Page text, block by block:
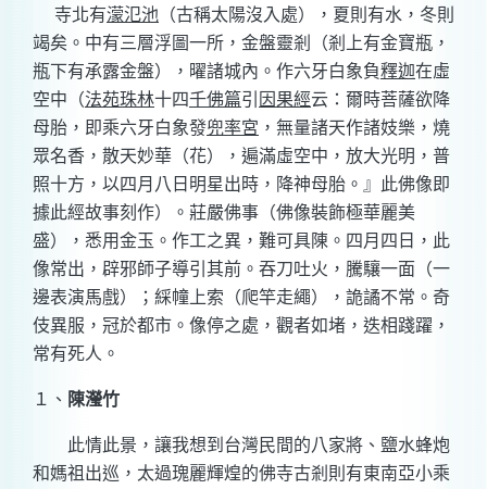
寺北有濛氾池 （古稱太陽沒入處）
，夏則有水，冬則
竭矣。中有三層浮圖一所，金盤靈剎
（剎上有金寶瓶，
瓶下有承露金盤）
，曜諸城內。作六牙白象負釋迦在虛
空中 （法苑珠林十四千佛篇引 因果經云：爾時菩薩欲降
母胎，即乘六牙白象發兜率宮 ，無量諸天作諸妓樂，燒
眾名香，散天妙華（花），遍滿虛空中，放大光明，普
照十方，以四月八日明星出時，降神母胎。』此佛像即
據此經故事刻作）
。莊嚴佛事 （佛像裝飾極華麗美
盛）
，悉用金玉。作工之異，難可具陳。 四月四日，此
像常出，辟邪師子導引其前。吞刀吐火，騰驤一面 （一
邊表演馬戲）
；綵幢上索 （爬竿走繩）
，詭譎不常。奇
伎異服，冠於都市。像停之處，觀者如堵，迭相踐躍，
常有死人。
１、 陳瀅竹
此情此景，讓我想到台灣民間的八家將、鹽水蜂炮
和媽祖出巡，太過瑰麗輝煌的佛寺古剎則有東南亞小乘